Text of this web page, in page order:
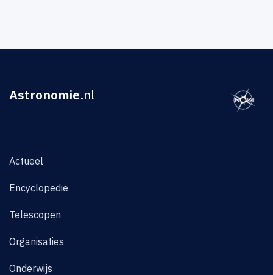
Astronomie.nl
Actueel
Encyclopedie
Telescopen
Organisaties
Onderwijs